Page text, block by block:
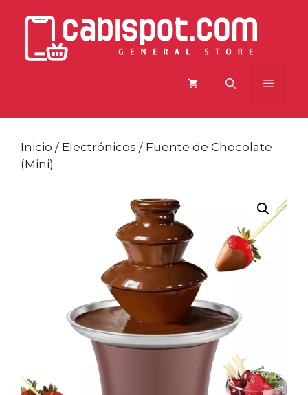
contenido
Menú
Inicio / Electrónicos / Fuente de Chocolate
(Mini)